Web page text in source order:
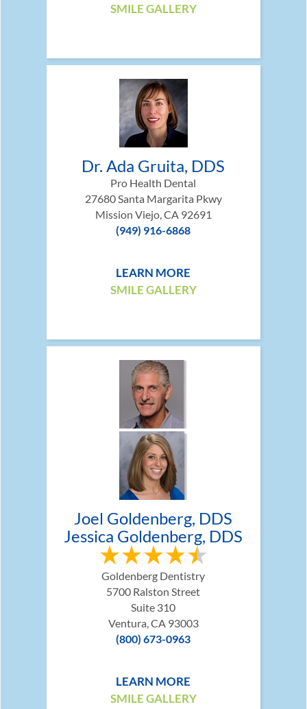
SMILE GALLERY
Dr. Ada Gruita, DDS
Pro Health Dental
27680 Santa Margarita Pkwy
Mission Viejo, CA 92691
(949) 916-6868
LEARN MORE
SMILE GALLERY
Joel Goldenberg, DDS
Jessica Goldenberg, DDS
Goldenberg Dentistry
5700 Ralston Street
Suite 310
Ventura, CA 93003
(800) 673-0963
LEARN MORE
SMILE GALLERY